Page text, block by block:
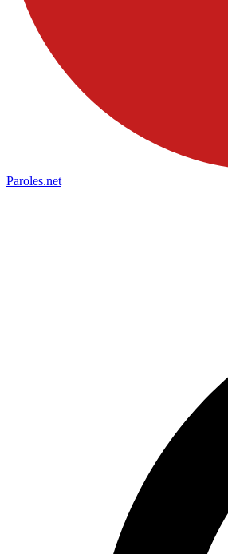
Paroles.net